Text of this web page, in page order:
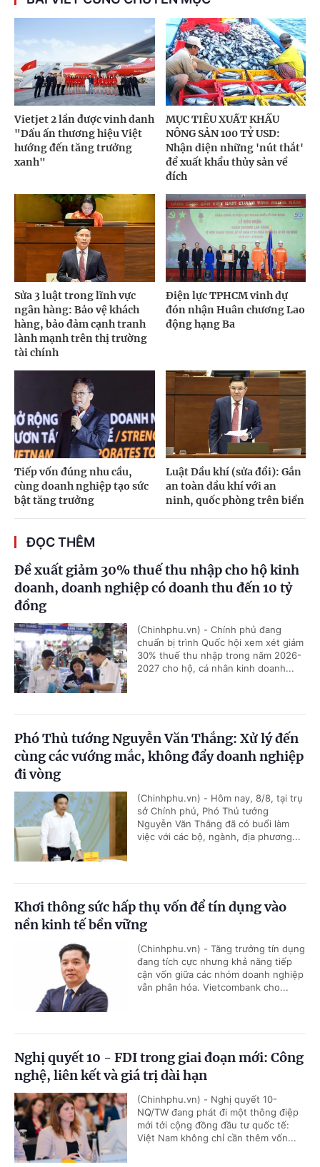
Vietjet 2 lần được vinh danh
"Dấu ấn thương hiệu Việt
hướng đến tăng trưởng
xanh"
MỤC TIÊU XUẤT KHẨU
NÔNG SẢN 100 TỶ USD:
Nhận diện những 'nút thắt'
để xuất khẩu thủy sản về
đích
Sửa 3 luật trong lĩnh vực
ngân hàng: Bảo vệ khách
hàng, bảo đảm cạnh tranh
lành mạnh trên thị trường
tài chính
Điện lực TPHCM vinh dự
đón nhận Huân chương Lao
động hạng Ba
Tiếp vốn đúng nhu cầu,
cùng doanh nghiệp tạo sức
bật tăng trưởng
Luật Dầu khí (sửa đổi): Gắn
an toàn dầu khí với an
ninh, quốc phòng trên biển
ĐỌC THÊM
Đề xuất giảm 30% thuế thu nhập cho hộ kinh
doanh, doanh nghiệp có doanh thu đến 10 tỷ
đồng
(Chinhphu.vn) - Chính phủ đang
chuẩn bị trình Quốc hội xem xét giảm
30% thuế thu nhập trong năm 2026-
2027 cho hộ, cá nhân kinh doanh...
Phó Thủ tướng Nguyễn Văn Thắng: Xử lý đến
cùng các vướng mắc, không đẩy doanh nghiệp
đi vòng
(Chinhphu.vn) - Hôm nay, 8/8, tại trụ
sở Chính phủ, Phó Thủ tướng
Nguyễn Văn Thắng đã có buổi làm
việc với các bộ, ngành, địa phương...
Khơi thông sức hấp thụ vốn để tín dụng vào
nền kinh tế bền vững
(Chinhphu.vn) - Tăng trưởng tín dụng
đang tích cực nhưng khả năng tiếp
cận vốn giữa các nhóm doanh nghiệp
vẫn phân hóa. Vietcombank cho...
Nghị quyết 10 - FDI trong giai đoạn mới: Công
nghệ, liên kết và giá trị dài hạn
(Chinhphu.vn) - Nghị quyết 10-
NQ/TW đang phát đi một thông điệp
mới tới cộng đồng đầu tư quốc tế:
Việt Nam không chỉ cần thêm vốn...